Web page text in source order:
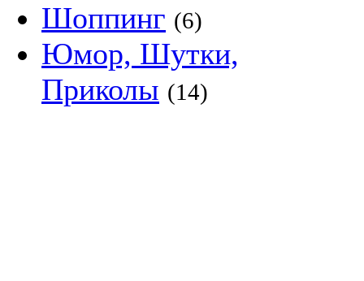
Шоппинг (6)
Юмор, Шутки,
Приколы (14)